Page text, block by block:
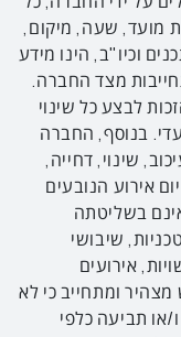
מועד, שעה, מיקום,
וכיו"ב, הינו מידע
מצד החברה.
לבצע כל שינוי
בנוסף, החברה
שינוי, דחייה,
אירוע הנובעים
בשליטתה
שיבושי
אירועים
ומתחייב כי לא
או תביעה כלפי